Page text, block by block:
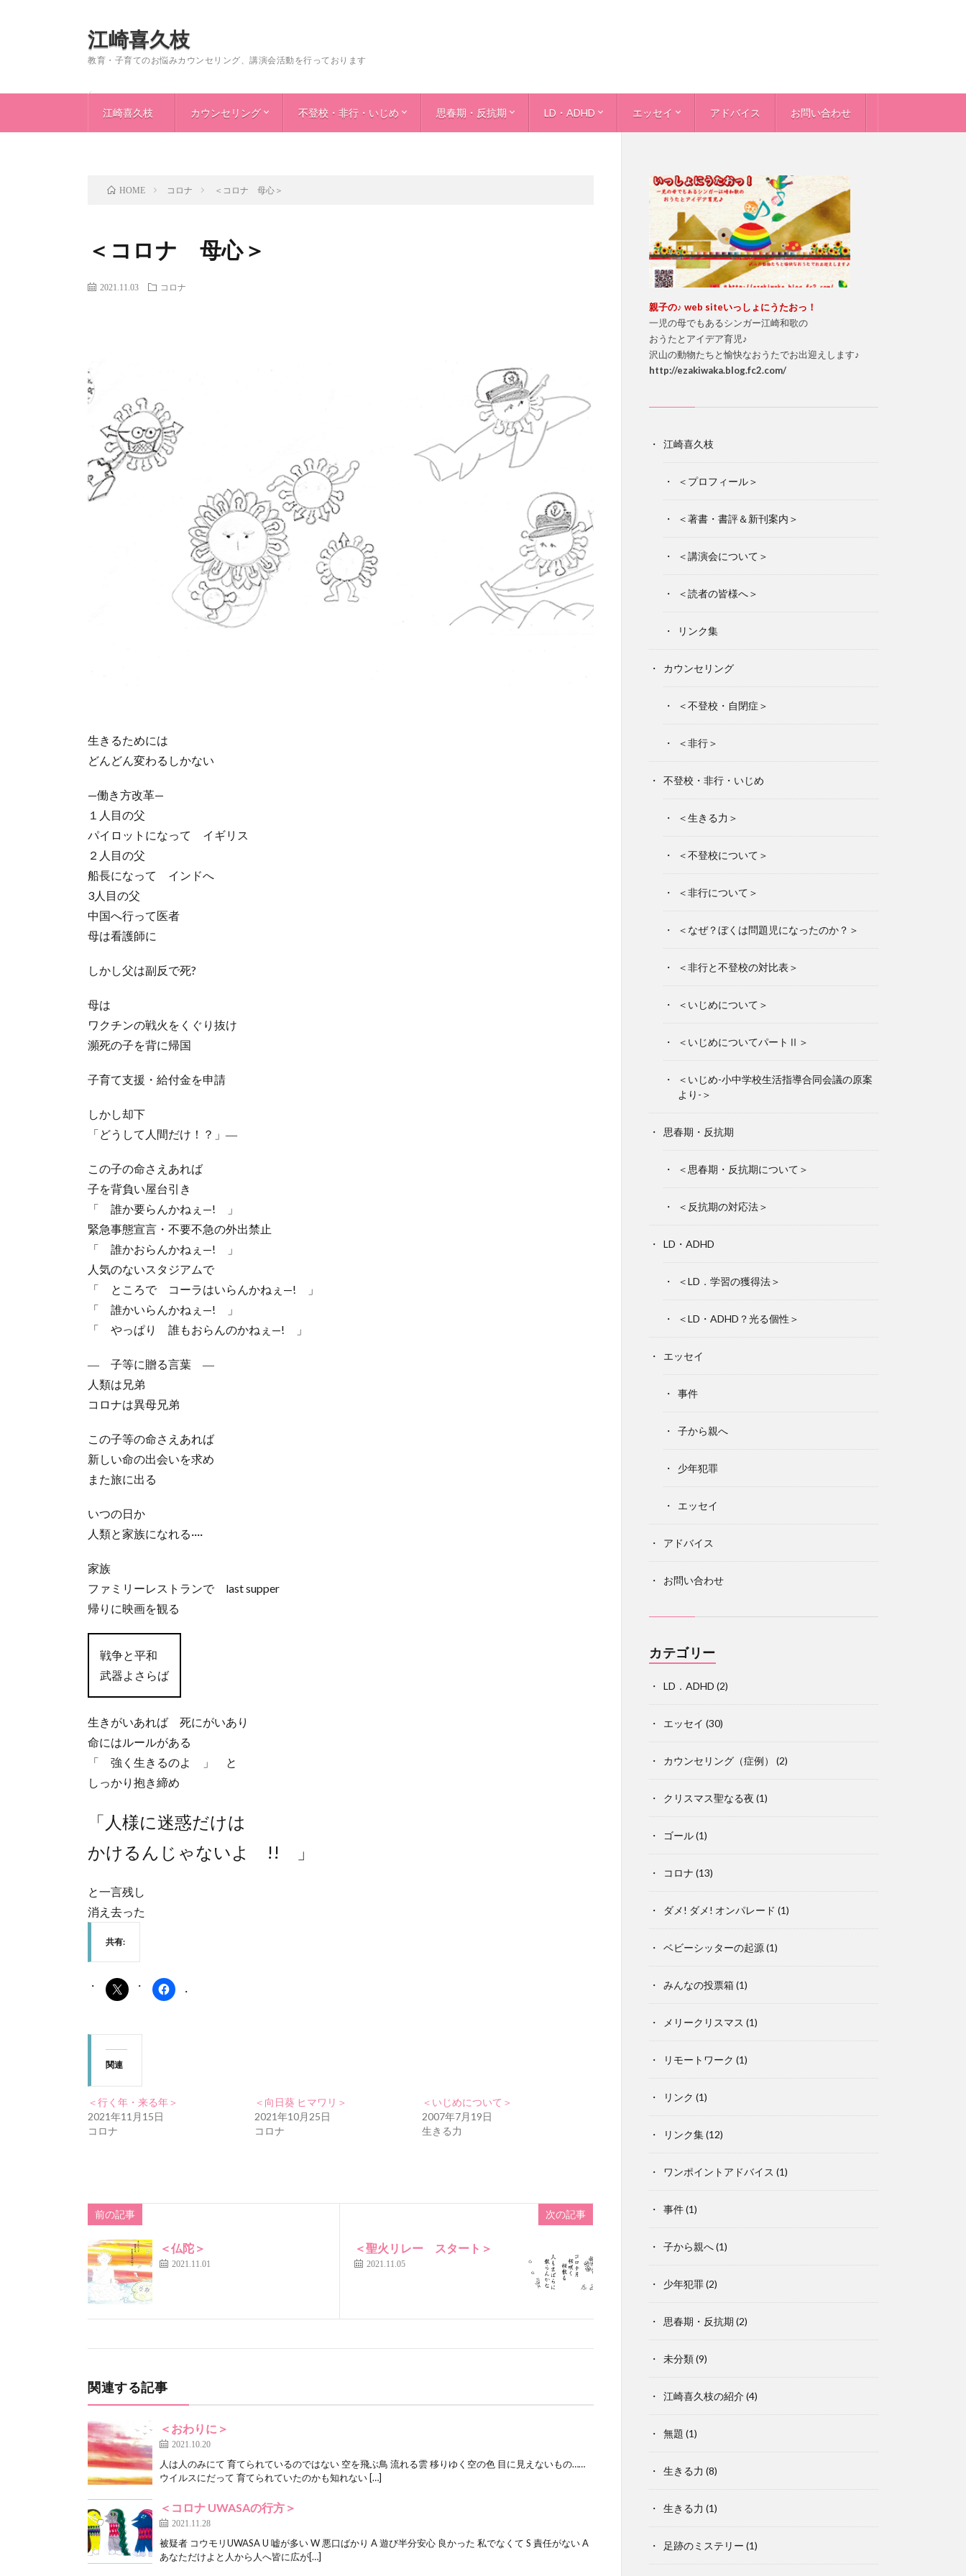
江崎喜久枝
教育・子育てのお悩みカウンセリング、講演会活動を行っております
江崎喜久枝 カウンセリング 不登校・非行・いじめ 思春期・反抗期 LD・ADHD エッセイ アドバイス お問い合わせ
HOME コロナ ＜コロナ 母心＞
＜コロナ 母心＞
2021.11.03 コロナ
生きるためには
どんどん変わるしかない
—働き方改革—
１人目の父
パイロットになって イギリス
２人目の父
船長になって インドへ
3人目の父
中国へ行って医者
母は看護師に
しかし父は副反で死?
母は
ワクチンの戦火をくぐり抜け
瀕死の子を背に帰国
子育て支援・給付金を申請
しかし却下
「どうして人間だけ！？」―
この子の命さえあれば
子を背負い屋台引き
「 誰か要らんかねぇ—! 」
緊急事態宣言・不要不急の外出禁止
「 誰かおらんかねぇ—! 」
人気のないスタジアムで
「 ところで コーラはいらんかねぇ—! 」
「 誰かいらんかねぇ—! 」
「 やっぱり 誰もおらんのかねぇ—! 」
― 子等に贈る言葉 ―
人類は兄弟
コロナは異母兄弟
この子等の命さえあれば
新しい命の出会いを求め
また旅に出る
いつの日か
人類と家族になれる····
家族
ファミリーレストランで last supper
帰りに映画を観る
戦争と平和
武器よさらば
生きがいあれば 死にがいあり
命にはルールがある
「 強く生きるのよ 」 と
しっかり抱き締め
「人様に迷惑だけは
かけるんじゃないよ !! 」
と一言残し
消え去った
共有:
関連
＜行く年・来る年＞
2021年11月15日
コロナ
＜向日葵 ヒマワリ＞
2021年10月25日
コロナ
＜いじめについて＞
2007年7月19日
生きる力
前の記事
＜仏陀＞
2021.11.01
次の記事
＜聖火リレー スタート＞
2021.11.05
関連する記事
＜おわりに＞
2021.10.20
人は人のみにて 育てられているのではない 空を飛ぶ鳥 流れる雲 移りゆく空の色 目に見えないもの……
ウイルスにだって 育てられていたのかも知れない […]
＜コロナ UWASAの行方＞
2021.11.28
被疑者 コウモリUWASA U 嘘が多い W 悪口ばかり A 遊び半分安心 良かった 私でなくて S 責任がない A
あなただけよと人から人へ皆に広が[…]
親子の♪ web siteいっしょにうたおっ！
一児の母でもあるシンガー江崎和歌の
おうたとアイデア育児♪
沢山の動物たちと愉快なおうたでお出迎えします♪
http://ezakiwaka.blog.fc2.com/
江崎喜久枝
＜プロフィール＞
＜著書・書評＆新刊案内＞
＜講演会について＞
＜読者の皆様へ＞
リンク集
カウンセリング
＜不登校・自閉症＞
＜非行＞
不登校・非行・いじめ
＜生きる力＞
＜不登校について＞
＜非行について＞
＜なぜ？ぼくは問題児になったのか？＞
＜非行と不登校の対比表＞
＜いじめについて＞
＜いじめについてパートⅡ＞
＜いじめ-小中学校生活指導合同会議の原案
より-＞
思春期・反抗期
＜思春期・反抗期について＞
＜反抗期の対応法＞
LD・ADHD
＜LD．学習の獲得法＞
＜LD・ADHD？光る個性＞
エッセイ
事件
子から親へ
少年犯罪
エッセイ
アドバイス
お問い合わせ
カテゴリー
LD．ADHD (2)
エッセイ (30)
カウンセリング（症例） (2)
クリスマス聖なる夜 (1)
ゴール(1)
コロナ (13)
ダメ! ダメ! オンパレード (1)
ベビーシッターの起源(1)
みんなの投票箱(1)
メリークリスマス (1)
リモートワーク (1)
リンク (1)
リンク集(12)
ワンポイントアドバイス (1)
事件(1)
子から親へ(1)
少年犯罪(2)
思春期・反抗期 (2)
未分類(9)
江崎喜久枝の紹介 (4)
無題 (1)
生きる力 (8)
生きる力 (1)
足跡のミステリー (1)